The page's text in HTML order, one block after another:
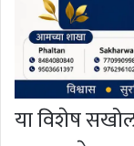
या विशेष सखोल